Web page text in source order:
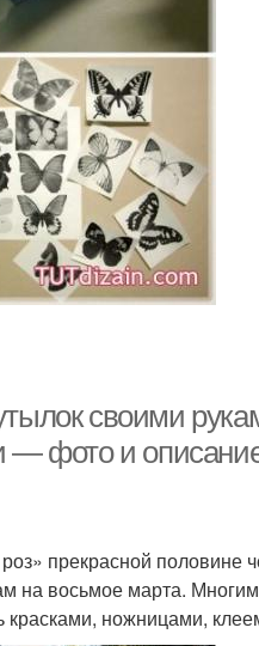
своими
— фото и
прекрасной половине
на восьмое марта.
красками, ножницами,